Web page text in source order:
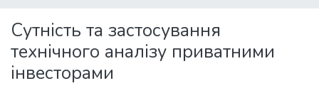
Statistics
Сутність та застосування
технічного аналізу приватними
інвесторами